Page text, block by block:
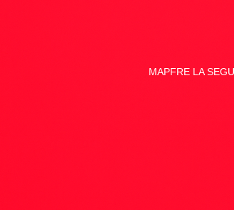
MAPFRE LA